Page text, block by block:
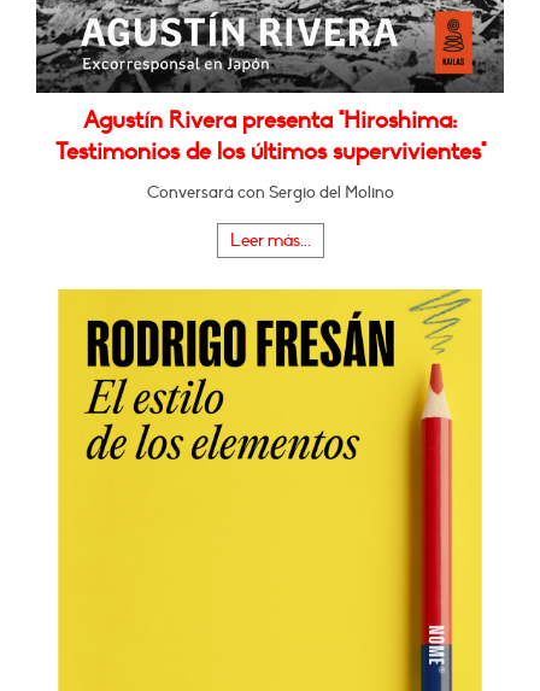
Agustín Rivera presenta "Hiroshima:
Testimonios de los últimos supervivientes"
Conversará con Sergio del Molino
Leer más...